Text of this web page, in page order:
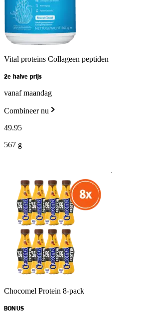
Vital proteins Collageen peptiden
2e halve prijs
vanaf maandag
Combineer nu
49.95
567 g
Chocomel Protein 8-pack
BONUS